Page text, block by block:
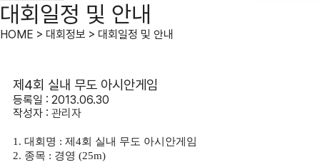
대회일정 및 안내
HOME > 대회정보 > 대회일정 및 안내
제4회 실내 무도 아시안게임
등록일 : 2013.06.30
작성자 : 관리자
1. 대회명 : 제4회 실내 무도 아시안게임
2. 종목 : 경영 (25m)